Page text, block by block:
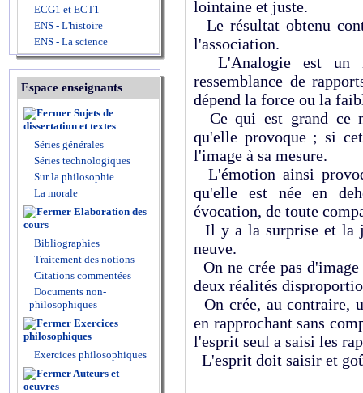
ECG1 et ECT1
ENS - L'histoire
ENS - La science
Espace enseignants
Sujets de
dissertation et textes
Séries générales
Séries technologiques
Sur la philosophie
La morale
Elaboration des
cours
Bibliographies
Traitement des notions
Citations commentées
Documents non-
philosophiques
Exercices
philosophiques
Exercices philosophiques
Auteurs et
oeuvres
lointaine et juste.
Le résultat obtenu
l'association.
L'Analogie est un
ressemblance de
dépend la force ou la
Ce qui est grand ce
qu'elle provoque ; si
l'image à sa mesure.
L'émotion ainsi
qu'elle est née en
évocation, de toute
Il y a la surprise et la
neuve.
On ne crée pas
deux réalités
On crée, au contraire,
en rapprochant sans
l'esprit seul a saisi les
L'esprit doit saisir et